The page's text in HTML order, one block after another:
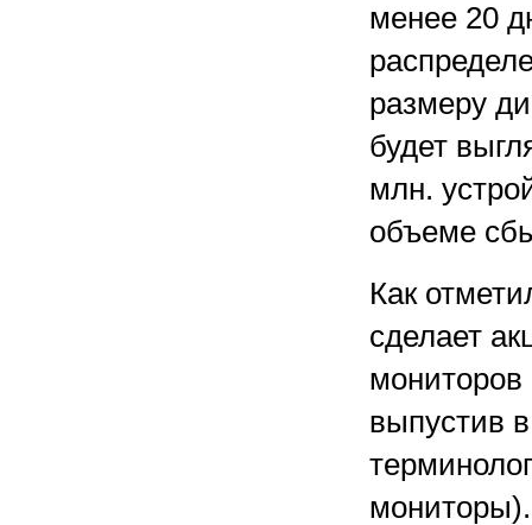
менее 20
размеру
будет
млн.
объеме
Как
сделает
выпустив
мониторы).